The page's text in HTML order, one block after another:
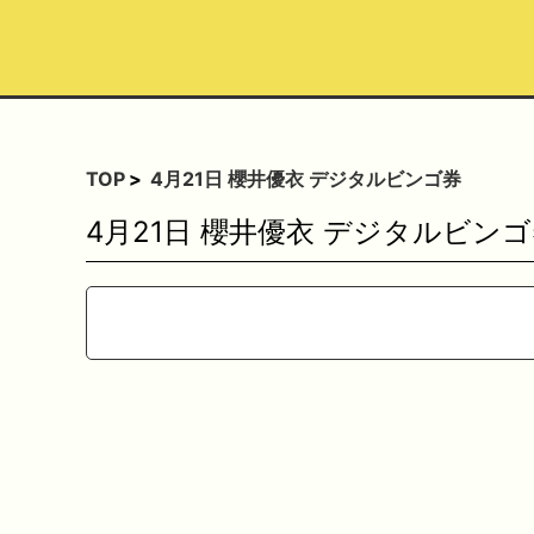
TOP 4月21日 櫻井優衣 デジタルビンゴ券
4月21日 櫻井優衣 デジタルビン